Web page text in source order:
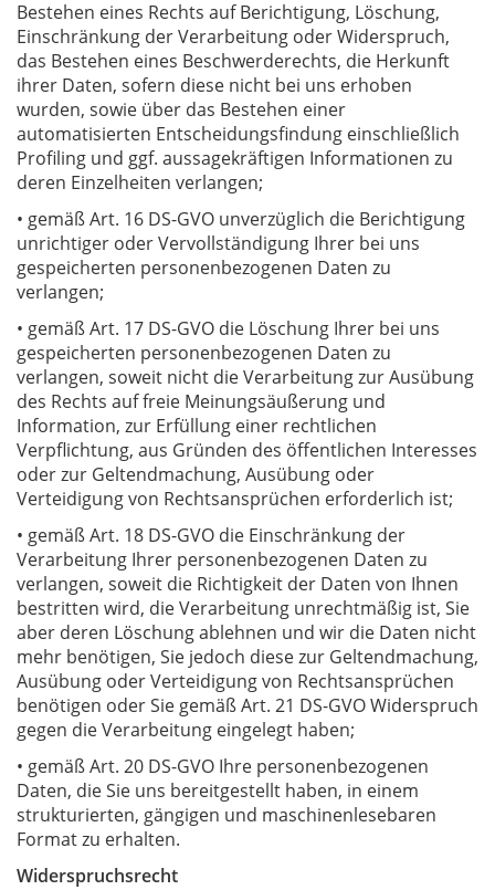
Bestehen eines Rechts auf Berichtigung, Löschung,
Einschränkung der Verarbeitung oder Widerspruch,
das Bestehen eines Beschwerderechts, die Herkunft
ihrer Daten, sofern diese nicht bei uns erhoben
wurden, sowie über das Bestehen einer
automatisierten Entscheidungsfindung einschließlich
Profiling und ggf. aussagekräftigen Informationen zu
deren Einzelheiten verlangen;
• gemäß Art. 16 DS-GVO unverzüglich die Berichtigung
unrichtiger oder Vervollständigung Ihrer bei uns
gespeicherten personenbezogenen Daten zu
verlangen;
• gemäß Art. 17 DS-GVO die Löschung Ihrer bei uns
gespeicherten personenbezogenen Daten zu
verlangen, soweit nicht die Verarbeitung zur Ausübung
des Rechts auf freie Meinungsäußerung und
Information, zur Erfüllung einer rechtlichen
Verpflichtung, aus Gründen des öffentlichen Interesses
oder zur Geltendmachung, Ausübung oder
Verteidigung von Rechtsansprüchen erforderlich ist;
• gemäß Art. 18 DS-GVO die Einschränkung der
Verarbeitung Ihrer personenbezogenen Daten zu
verlangen, soweit die Richtigkeit der Daten von Ihnen
bestritten wird, die Verarbeitung unrechtmäßig ist, Sie
aber deren Löschung ablehnen und wir die Daten nicht
mehr benötigen, Sie jedoch diese zur Geltendmachung,
Ausübung oder Verteidigung von Rechtsansprüchen
benötigen oder Sie gemäß Art. 21 DS-GVO Widerspruch
gegen die Verarbeitung eingelegt haben;
• gemäß Art. 20 DS-GVO Ihre personenbezogenen
Daten, die Sie uns bereitgestellt haben, in einem
strukturierten, gängigen und maschinenlesebaren
Format zu erhalten.
Widerspruchsrecht